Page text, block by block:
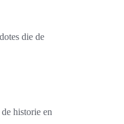
die de
historie en